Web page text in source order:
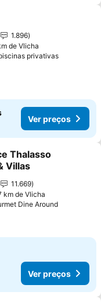
aos favoritos
1.896
de Vlicha
privativasVer
Ver preços
aos favoritos
Thalasso
Villas
11.669
km de Vlicha
Dine AroundVer
Ver preços